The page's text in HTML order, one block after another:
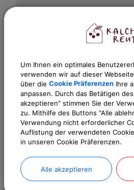
derzeit nicht
Bitte aktivieren Sie
Ihren Cookie
Cookies
Um Ihnen ein optimales
verwenden wir auf dieser
über die Cookie Präferenzen Ihre
anpassen. Durch das Betätigen
akzeptieren" stimmen Sie der
zu. Mithilfe des Buttons "Alle
Verwendung nicht erforderlicher
Auflistung der verwendeten
in unseren Cookie Präferenzen.
Alle akzeptieren